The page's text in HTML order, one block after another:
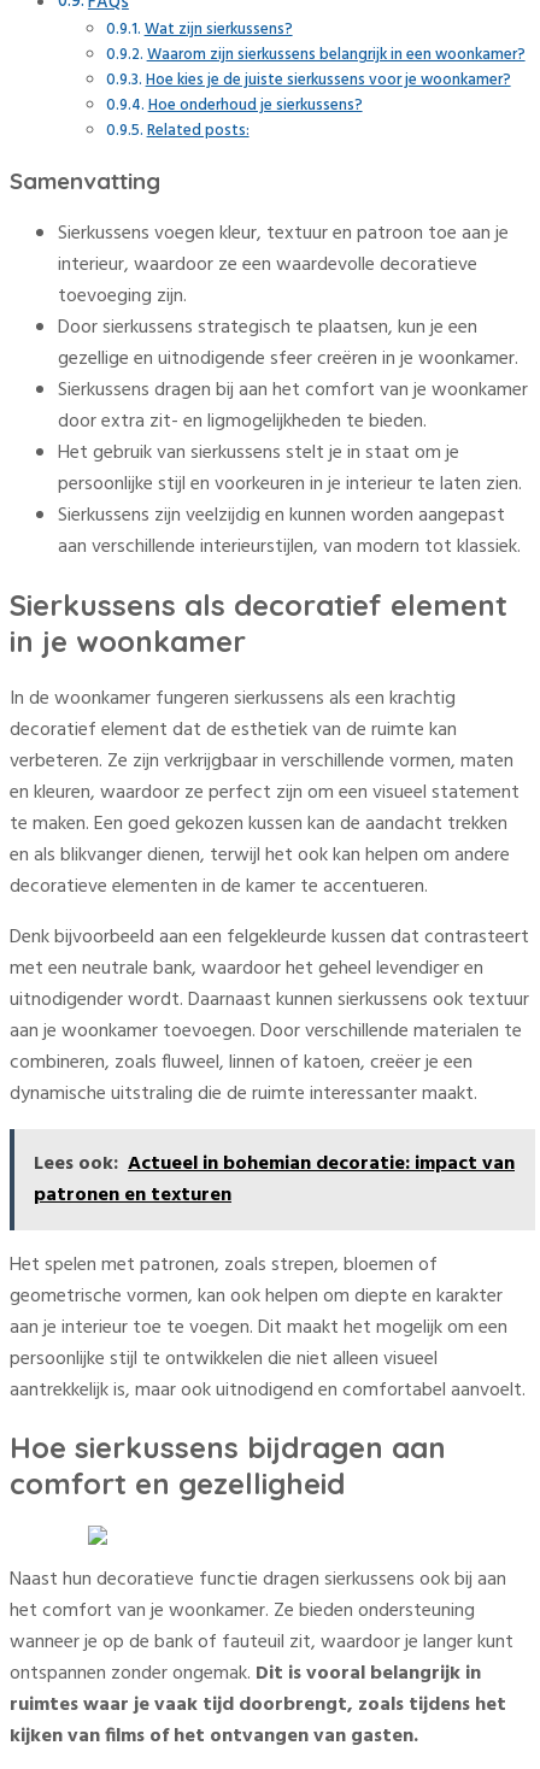
Wat zijn sierkussens?
Waarom zijn sierkussens belangrijk in een woonkamer?
Hoe kies je de juiste sierkussens voor je woonkamer?
Hoe onderhoud je sierkussens?
Related posts:
Samenvatting
Sierkussens voegen kleur, textuur en patroon toe aan je
interieur, waardoor ze een waardevolle decoratieve
toevoeging zijn.
Door sierkussens strategisch te plaatsen, kun je een
gezellige en uitnodigende sfeer creëren in je woonkamer.
Sierkussens dragen bij aan het comfort van je woonkamer
door extra zit- en ligmogelijkheden te bieden.
Het gebruik van sierkussens stelt je in staat om je
persoonlijke stijl en voorkeuren in je interieur te laten zien.
Sierkussens zijn veelzijdig en kunnen worden aangepast
aan verschillende interieurstijlen, van modern tot klassiek.
Sierkussens als decoratief element
in je woonkamer
In de woonkamer fungeren sierkussens als een krachtig
decoratief element dat de esthetiek van de ruimte kan
verbeteren. Ze zijn verkrijgbaar in verschillende vormen, maten
en kleuren, waardoor ze perfect zijn om een visueel statement
te maken. Een goed gekozen kussen kan de aandacht trekken
en als blikvanger dienen, terwijl het ook kan helpen om andere
decoratieve elementen in de kamer te accentueren.
Denk bijvoorbeeld aan een felgekleurde kussen dat contrasteert
met een neutrale bank, waardoor het geheel levendiger en
uitnodigender wordt. Daarnaast kunnen sierkussens ook textuur
aan je woonkamer toevoegen. Door verschillende materialen te
combineren, zoals fluweel, linnen of katoen, creëer je een
dynamische uitstraling die de ruimte interessanter maakt.
Lees ook: Actueel in bohemian decoratie: impact van
patronen en texturen
Het spelen met patronen, zoals strepen, bloemen of
geometrische vormen, kan ook helpen om diepte en karakter
aan je interieur toe te voegen. Dit maakt het mogelijk om een
persoonlijke stijl te ontwikkelen die niet alleen visueel
aantrekkelijk is, maar ook uitnodigend en comfortabel aanvoelt.
Hoe sierkussens bijdragen aan
comfort en gezelligheid
Naast hun decoratieve functie dragen sierkussens ook bij aan
het comfort van je woonkamer. Ze bieden ondersteuning
wanneer je op de bank of fauteuil zit, waardoor je langer kunt
ontspannen zonder ongemak. Dit is vooral belangrijk in
ruimtes waar je vaak tijd doorbrengt, zoals tijdens het
kijken van films of het ontvangen van gasten.